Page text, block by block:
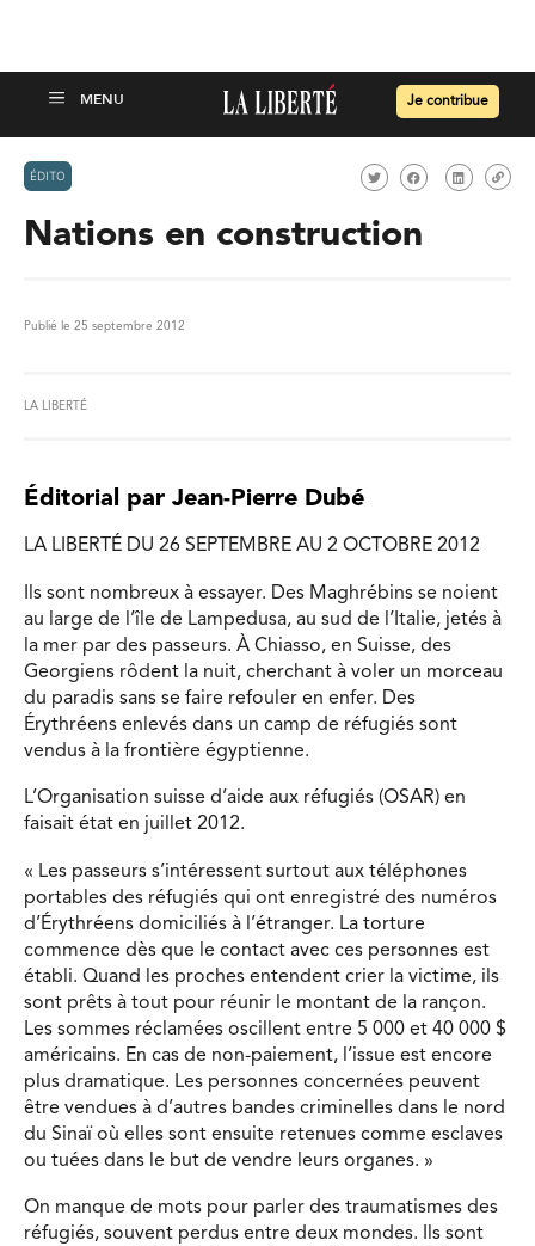
Je contribue
ÉDITO
Nations en construction
Publié le 25 septembre 2012
LA LIBERTÉ
Éditorial par Jean-Pierre Dubé
LA LIBERTÉ DU 26 SEPTEMBRE AU 2 OCTOBRE 2012
Ils sont nombreux à essayer. Des Maghrébins se noient
au large de l’île de Lampedusa, au sud de l’Italie, jetés à
la mer par des passeurs. À Chiasso, en Suisse, des
Georgiens rôdent la nuit, cherchant à voler un morceau
du paradis sans se faire refouler en enfer. Des
Érythréens enlevés dans un camp de réfugiés sont
vendus à la frontière égyptienne.
L’Organisation suisse d’aide aux réfugiés (OSAR) en
faisait état en juillet 2012.
« Les passeurs s’intéressent surtout aux téléphones
portables des réfugiés qui ont enregistré des numéros
d’Érythréens domiciliés à l’étranger. La torture
commence dès que le contact avec ces personnes est
établi. Quand les proches entendent crier la victime, ils
sont prêts à tout pour réunir le montant de la rançon.
Les sommes réclamées oscillent entre 5 000 et 40 000 $
américains. En cas de non-paiement, l’issue est encore
plus dramatique. Les personnes concernées peuvent
être vendues à d’autres bandes criminelles dans le nord
du Sinaï où elles sont ensuite retenues comme esclaves
ou tuées dans le but de vendre leurs organes. »
On manque de mots pour parler des traumatismes des
réfugiés, souvent perdus entre deux mondes. Ils sont